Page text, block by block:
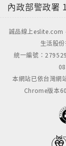
內政部警政署
誠品線上
生活股
統一編號：
本網站已依台灣網
Chrome版本